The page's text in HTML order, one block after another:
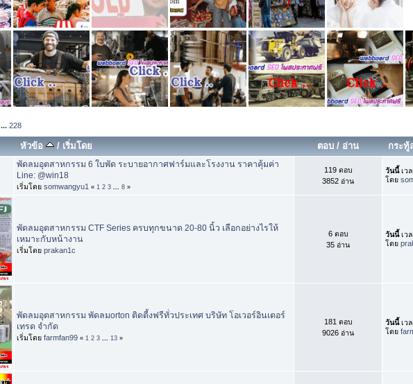
...228
หัวข้อ / เริ่มโดย ตอบ/ อ่าน กระทู้
พัดลมอุตสาหกรรม 6 ใบพัด ระบายอากาศฟาร์มและโรงงาน ราคาคุ้มค่า
Line: @win18
เริ่มโดย somwangyu1 « 1 2 3 8 »
119 ตอบ
3852 อ่าน
วันนี้เว
โดย
พัดลมอุตสาหกรรม CTF Series ครบทุกขนาด 20-80 นิ้ว เลือกอย่างไรให้
เหมาะกับหน้างาน
เริ่มโดย prakan1c
6 ตอบ
35 อ่าน
วันนี้เว
โดย
พัดลมอุตสาหกรรม พัดลมorton ติดตี้งฟรีทั่วประเทศ บริษัท โอเวอร์อินเตอร์
เทรด จำกัด
เริ่มโดย farmfan99 « 1 2 3 13 »
181 ตอบ
9026 อ่าน
วันนี้เว
โดย